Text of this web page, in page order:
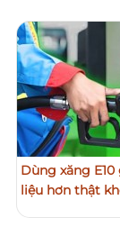
Dùng xăng
liệu hơn thật